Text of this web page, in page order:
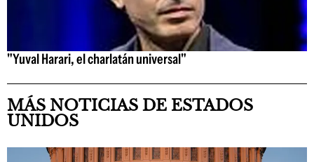
"Yuval Harari, el charlatán universal"
MÁS NOTICIAS DE ESTADOS
UNIDOS